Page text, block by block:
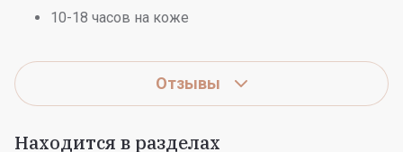
10-18 часов на коже
Отзывы
Находится в разделах